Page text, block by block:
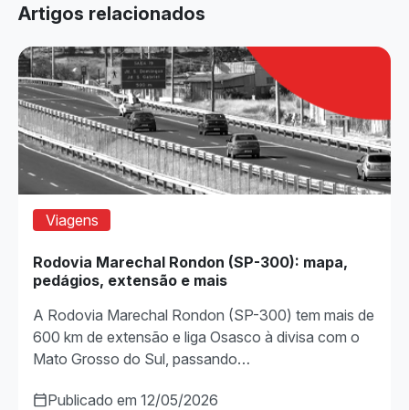
Artigos relacionados
Viagens
Rodovia Marechal Rondon (SP-300): mapa,
pedágios, extensão e mais
A Rodovia Marechal Rondon (SP-300) tem mais de
600 km de extensão e liga Osasco à divisa com o
Mato Grosso do Sul, passando…
Publicado em 12/05/2026